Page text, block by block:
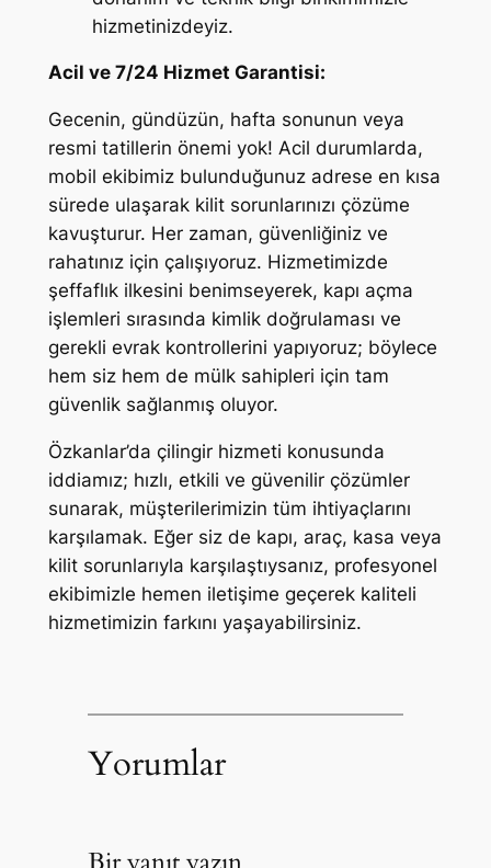
hizmetinizdeyiz.
Acil ve 7/24 Hizmet Garantisi:
Gecenin, gündüzün, hafta sonunun veya
resmi tatillerin önemi yok! Acil durumlarda,
mobil ekibimiz bulunduğunuz adrese en kısa
sürede ulaşarak kilit sorunlarınızı çözüme
kavuşturur. Her zaman, güvenliğiniz ve
rahatınız için çalışıyoruz. Hizmetimizde
şeffaflık ilkesini benimseyerek, kapı açma
işlemleri sırasında kimlik doğrulaması ve
gerekli evrak kontrollerini yapıyoruz; böylece
hem siz hem de mülk sahipleri için tam
güvenlik sağlanmış oluyor.
Özkanlar’da çilingir hizmeti konusunda
iddiamız; hızlı, etkili ve güvenilir çözümler
sunarak, müşterilerimizin tüm ihtiyaçlarını
karşılamak. Eğer siz de kapı, araç, kasa veya
kilit sorunlarıyla karşılaştıysanız, profesyonel
ekibimizle hemen iletişime geçerek kaliteli
hizmetimizin farkını yaşayabilirsiniz.
Yorumlar